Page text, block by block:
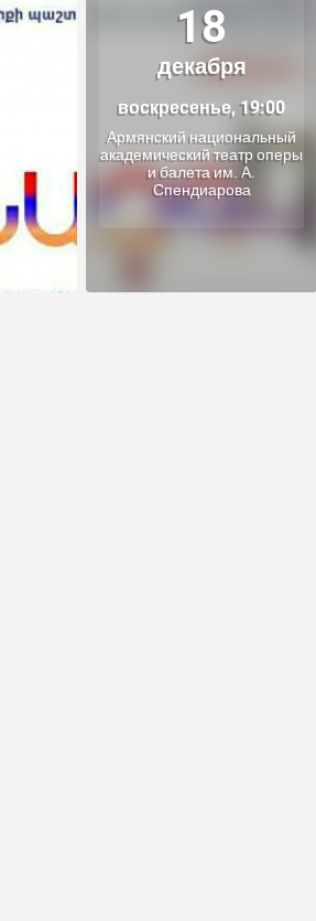
18
декабря
воскресенье, 19:00
Армянский национальный
академический театр оперы
и балета им. А.
Спендиарова